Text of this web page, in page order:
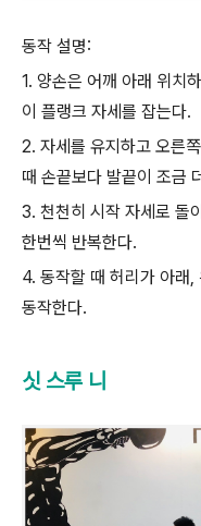
동작 설명:
1. 양손은 어깨 아래 위치
이 플랭크 자세를 잡는다.
2. 자세를 유지하고 오른
때 손끝보다 발끝이 조금
3. 천천히 시작 자세로 돌
한번씩 반복한다.
4. 동작할 때 허리가 아래
동작한다.
싯 스루 니